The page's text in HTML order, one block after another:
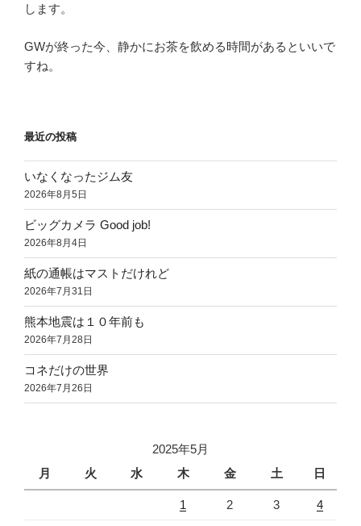
します。
GWが終った今、静かにお茶を飲める時間があるといいで
すね。
最近の投稿
いなくなったジム友
2026年8月5日
ビッグカメラ Good job!
2026年8月4日
紙の通帳はマストだけれど
2026年7月31日
熊本地震は１０年前も
2026年7月28日
コネだけの世界
2026年7月26日
2025年5月
月
火 水 木 金 土 日
1 2 3 4